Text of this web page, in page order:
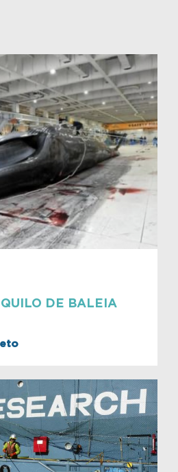
DE BALEIA